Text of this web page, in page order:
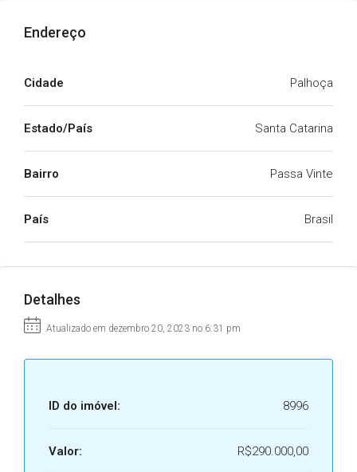
Endereço
Cidade Palhoça
Estado/País Santa Catarina
Bairro Passa Vinte
País Brasil
Detalhes
Atualizado em dezembro 20, 2023 no 6:31 pm
ID do imóvel: 8996
Valor: R$290.000,00